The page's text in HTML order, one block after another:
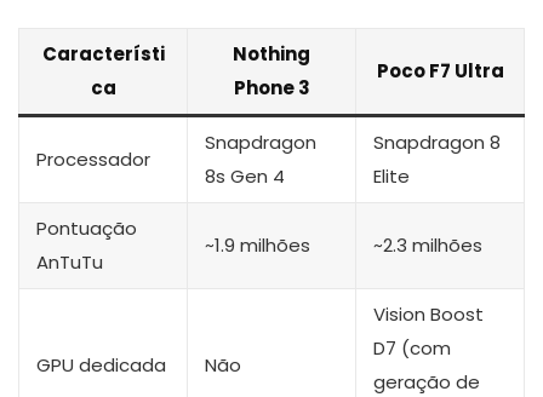
Característi
ca
Nothing
Phone 3
Poco F7 Ultra
Processador
Snapdragon
8s Gen 4
Snapdragon 8
Elite
Pontuação
AnTuTu
~1.9 milhões ~2.3 milhões
GPU dedicada Não
Vision Boost
D7 (com
geração de